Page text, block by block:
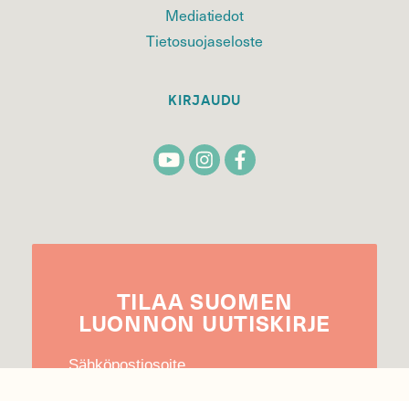
Mediatiedot
Tietosuojaseloste
KIRJAUDU
TILAA SUOMEN
LUONNON UUTIS­KIRJE
Sähköpostiosoite